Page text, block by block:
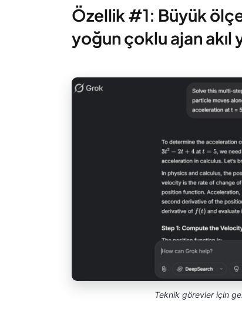
Özellik #1: Büyük
yoğun çoklu ajan akıl
Teknik görevler için